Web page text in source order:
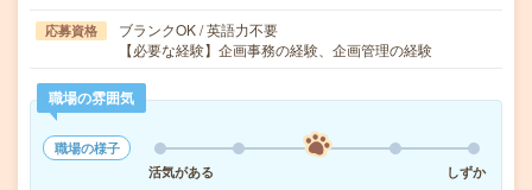
応募資格
ブランクOK / 英語力不要
【必要な経験】企画事務の経験、企画管理の経験
職場の雰囲気
職場の様子
活気がある
しずか